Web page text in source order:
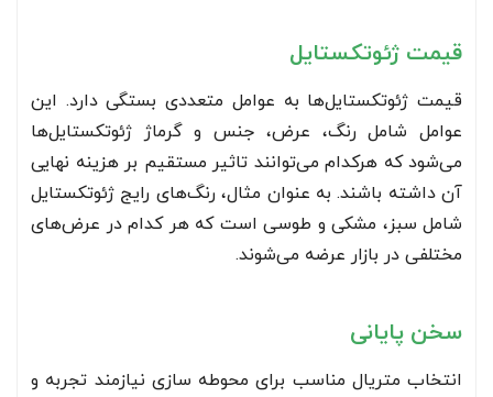
قیمت ژئوتکستایل
قیمت ژئوتکستایل‌ها به عوامل متعددی بستگی دارد. این
عوامل شامل رنگ، عرض، جنس و گرماژ ژئوتکستایل‌ها
می‌شود که هرکدام می‌توانند تاثیر مستقیم بر هزینه نهایی
آن داشته باشند. به عنوان مثال، رنگ‌های رایج ژئوتکستایل
شامل سبز، مشکی و طوسی است که هر کدام در عرض‌های
مختلفی در بازار عرضه می‌شوند.
سخن پایانی
انتخاب متریال مناسب برای محوطه سازی نیازمند تجربه و